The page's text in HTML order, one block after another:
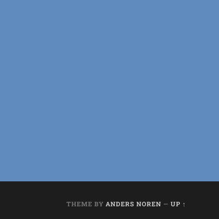
THEME BY ANDERS NOREN — UP ↑